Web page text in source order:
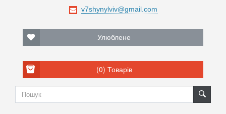
Улюблене
(0) Товарів